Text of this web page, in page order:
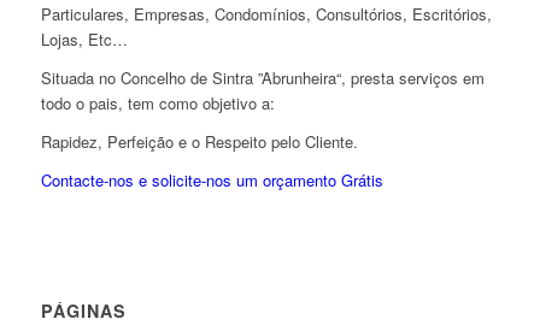
Particulares, Empresas, Condomínios, Consultórios, Escritórios,
Lojas, Etc…
Situada no Concelho de Sintra ”Abrunheira“, presta serviços em
todo o pais, tem como objetivo a:
Rapidez, Perfeição e o Respeito pelo Cliente.
Contacte-nos e solicite-nos um orçamento Grátis
PÁGINAS